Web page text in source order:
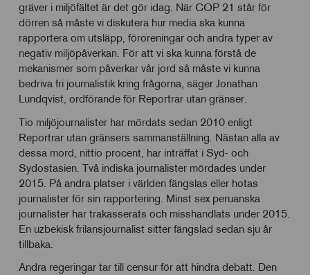
gräver i miljöfältet är det gör idag. När COP 21 står för
dörren så måste vi diskutera hur media ska kunna
rapportera om utsläpp, föroreningar och andra typer av
negativ miljöpåverkan. För att vi ska kunna förstå de
mekanismer som påverkar vår jord så måste vi kunna
bedriva fri journalistik kring frågorna, säger Jonathan
Lundqvist, ordförande för Reportrar utan gränser.
Tio miljöjournalister har mördats sedan 2010 enligt
Reportrar utan gränsers sammanställning. Nästan alla av
dessa mord, nittio procent, har inträffat i Syd- och
Sydostasien. Två indiska journalister mördades under
2015. På andra platser i världen fängslas eller hotas
journalister för sin rapportering. Minst sex peruanska
journalister har trakasserats och misshandlats under 2015.
En uzbekisk frilansjournalist sitter fängslad sedan sju år
tillbaka.
Andra regeringar tar till censur för att hindra debatt. Den